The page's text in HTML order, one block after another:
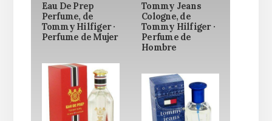
Eau De Prep
Perfume, de
Tommy Hilfiger ·
Perfume de Mujer
Tommy Jeans
Cologne, de
Tommy Hilfiger ·
Perfume de
Hombre